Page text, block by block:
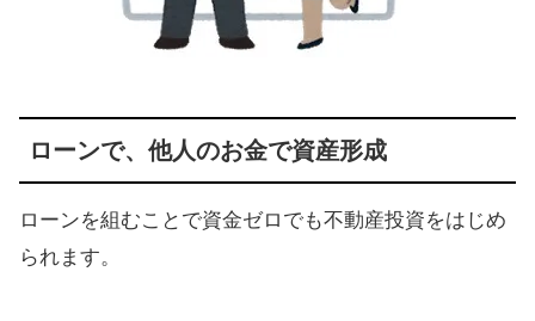
ローンで、他人のお金で資産形成
ローンを組むことで資金ゼロでも不動産投資をはじめ
られます。